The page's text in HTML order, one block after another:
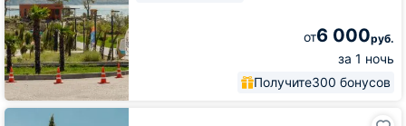
от6 000руб.
за 1 ночь
Получите300 бонусов
Отель